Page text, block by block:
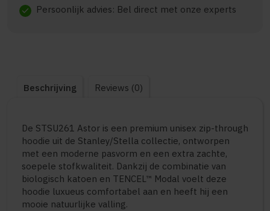
check Persoonlijk advies: Bel direct met onze experts
Beschrijving Reviews (0)
De STSU261 Astor is een premium unisex zip-through
hoodie uit de Stanley/Stella collectie, ontworpen
met een moderne pasvorm en een extra zachte,
soepele stofkwaliteit. Dankzij de combinatie van
biologisch katoen en TENCEL™ Modal voelt deze
hoodie luxueus comfortabel aan en heeft hij een
mooie natuurlijke valling.